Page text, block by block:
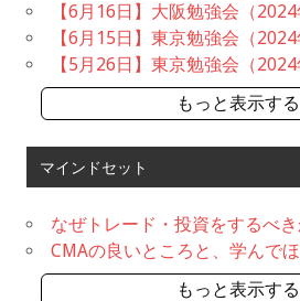
【6月16日】大阪勉強会（2024
【6月15日】東京勉強会（2024
【5月26日】東京勉強会（2024
もっと表示す
マインドセット
なぜトレード・投資をするべき
CMAの良いところと、学んで
もっと表示す